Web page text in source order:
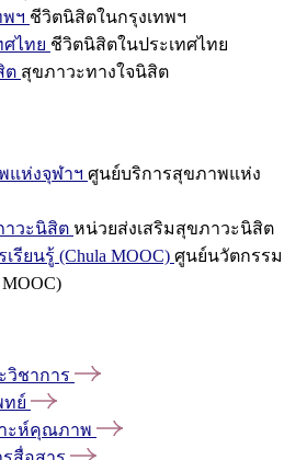
พฯ ชีวิตนิสิตในกรุงเทพฯ
ศไทย ชีวิตนิสิตในประเทศไทย
ต สุขภาวะทางใจนิสิต
แห่งจุฬาฯ ศูนย์บริการสุขภาพแห่ง
าวะนิสิต หน่วยส่งเสริมสุขภาวะนิสิต
รียนรู้ (Chula MOOC) ศูนย์นวัตกรรม
วิชาการ
ทย์
าะห์คุณภาพ